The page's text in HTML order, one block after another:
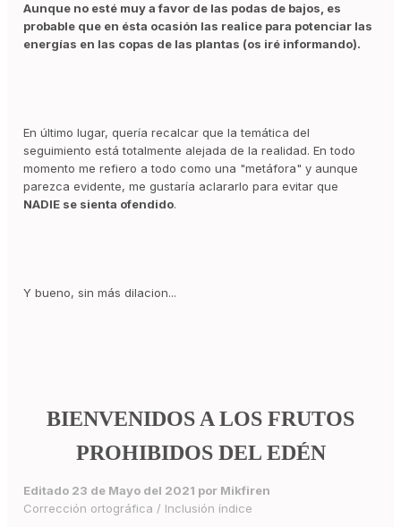
Aunque no esté muy a favor de las podas de bajos, es
probable que en ésta ocasión las realice para potenciar las
energías en las copas de las plantas (os iré informando).
En último lugar, quería recalcar que la temática del
seguimiento está totalmente alejada de la realidad. En todo
momento me refiero a todo como una "metáfora" y aunque
parezca evidente, me gustaría aclararlo para evitar que
NADIE se sienta ofendido.
Y bueno, sin más dilacion...
BIENVENIDOS A LOS FRUTOS
PROHIBIDOS DEL EDÉN
Editado 23 de Mayo del 2021 por Mikfiren
Corrección ortográfica / Inclusión índice